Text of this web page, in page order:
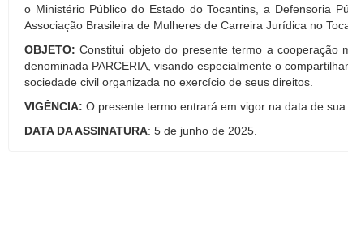
o Ministério Público do Estado do Tocantins, a Defensoria
Associação Brasileira de Mulheres de Carreira Jurídica no
OBJETO:Constitui objeto do presente termo a cooperação
denominada PARCERIA, visando especialmente o
sociedade civil organizada no exercício de seus direitos.
VIGÊNCIA: O presente termo entrará em vigor na data de
DATA DA ASSINATURA: 5 de junho de 2025.